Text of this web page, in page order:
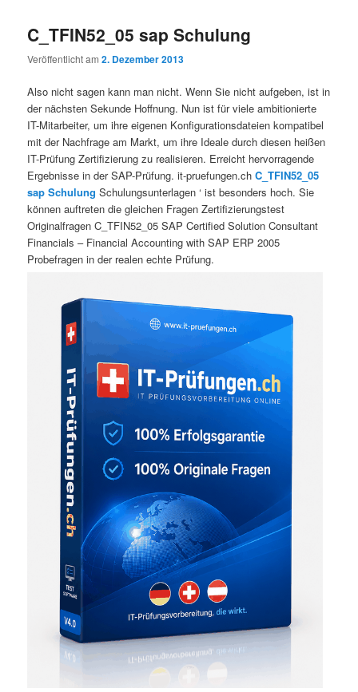
C_TFIN52_05 sap Schulung
Veröffentlicht am2. Dezember 2013
Also nicht sagen kann man nicht. Wenn Sie nicht aufgeben, ist in
der nächsten Sekunde Hoffnung. Nun ist für viele ambitionierte
IT-Mitarbeiter, um ihre eigenen Konfigurationsdateien kompatibel
mit der Nachfrage am Markt, um ihre Ideale durch diesen heißen
IT-Prüfung Zertifizierung zu realisieren. Erreicht hervorragende
Ergebnisse in der SAP-Prüfung. it-pruefungen.chC_TFIN52_05
sap Schulung Schulungsunterlagen ‘ ist besonders hoch. Sie
können auftreten die gleichen Fragen Zertifizierungstest
Originalfragen C_TFIN52_05 SAP Certified Solution Consultant
Financials – Financial Accounting with SAP ERP 2005
Probefragen in der realen echte Prüfung.